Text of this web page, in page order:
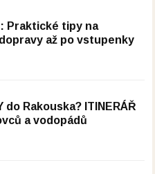
Praktické tipy na
až po vstupenky
do Rakouska? ITINERÁŘ
a vodopádů